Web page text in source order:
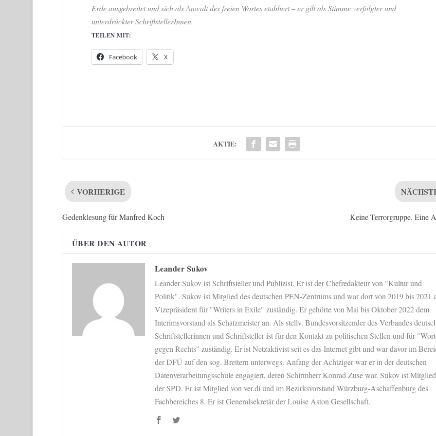
Erde ausgebreitet und sich als Anwalt des freien Wortes etabliert – er gilt als Stimme verfolgter und
unterdrückter SchriftstellerInnen.
TEILEN MIT:
Facebook X
AKTIE:
VORHERIGE
Gedenklesung für Manfred Koch Keine Terrorgruppe. Eine
ÜBER DEN AUTOR
Leander Sukov
Leander Sukov ist Schriftsteller und Publizist. Er ist der Chefredakteur von "Kultur und
Politik". Sukov ist Mitglied des deutschen PEN-Zentrums und war dort von 2019 bis 2021
Vizepräsident für "Writers in Exile" zuständig. Er gehörte von Mai bis Oktober 2022 dem
Interimsvorstand als Schatzmeister an. Als stellv. Bundesvorsitzender des Verbandes
Schriftstellerinnen und Schriftsteller ist für den Kontakt zu politischen Stellen und für
gegen Rechts" zuständig. Er ist Netzaktivist seit es das Internet gibt und war davor im
der DFÜ auf den sog. Brettern unterwegs. Anfang der Achtziger war er in der deutschen
Datenverarbeitungsschule engagiert, deren Schirmherr Konrad Zuse war. Sukov ist Mitglied
der SPD. Er ist Mitglied von ver.di und im Bezirksvorstand Würzburg-Aschaffenburg des
Fachbereiches 8. Er ist Generalsekretär der Louise Aston Gesellschaft.